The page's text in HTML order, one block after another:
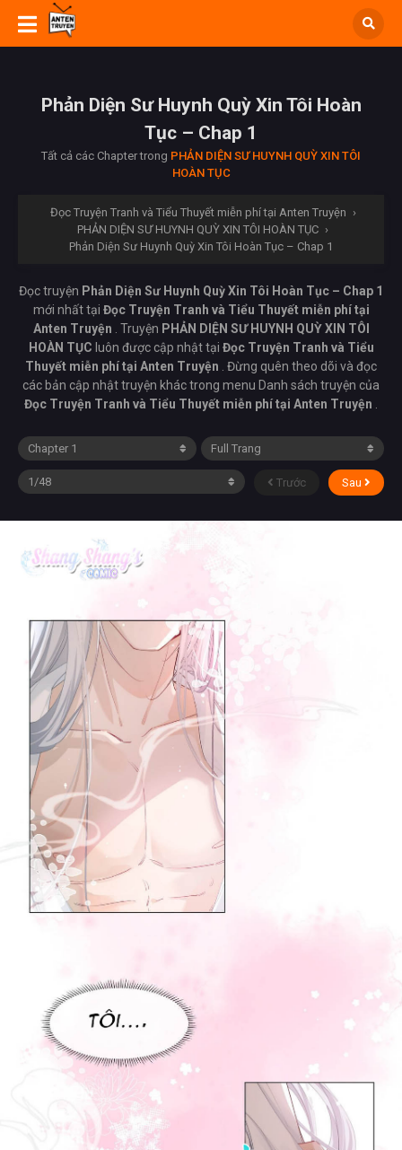
Phản Diện Sư Huynh Quỳ Xin Tôi Hoàn
Tục – Chap 1
Tất cả các Chapter trong PHẢN DIỆN SƯ HUYNH QUỲ XIN TÔI
HOÀN TỤC
Đọc Truyện Tranh và Tiểu Thuyết miễn phí tại Anten Truyện ›
PHẢN DIỆN SƯ HUYNH QUỲ XIN TÔI HOÀN TỤC ›
Phản Diện Sư Huynh Quỳ Xin Tôi Hoàn Tục – Chap 1
Đọc truyện Phản Diện Sư Huynh Quỳ Xin Tôi Hoàn Tục – Chap 1
mới nhất tại Đọc Truyện Tranh và Tiểu Thuyết miễn phí tại
Anten Truyện
. Truyện PHẢN DIỆN SƯ HUYNH QUỲ XIN TÔI
HOÀN TỤC luôn được cập nhật tại Đọc Truyện Tranh và Tiểu
Thuyết miễn phí tại Anten Truyện
. Đừng quên theo dõi và đọc
các bản cập nhật truyện khác trong menu Danh sách truyện của
Đọc Truyện Tranh và Tiểu Thuyết miễn phí tại Anten Truyện
Trước Sau